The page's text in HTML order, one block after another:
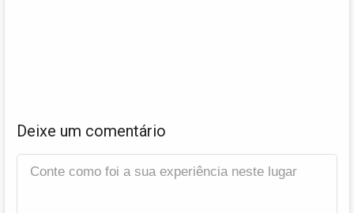
Deixe um comentário